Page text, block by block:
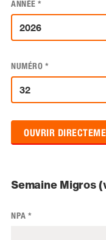
ANNÉE *
NUMÉRO *
OUVRIR
Semaine Migros
NPA *